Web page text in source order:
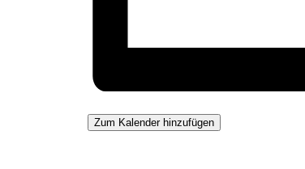
Zum Kalender hinzufügen